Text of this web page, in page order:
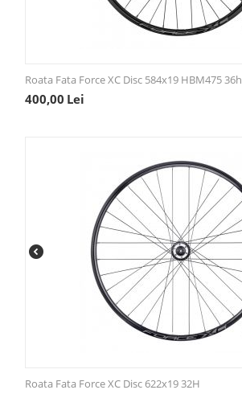
Roata Fata Force XC Disc 584x19 HBM475 36h
400,00 Lei
Roata Fata Force XC Disc 622x19 32H